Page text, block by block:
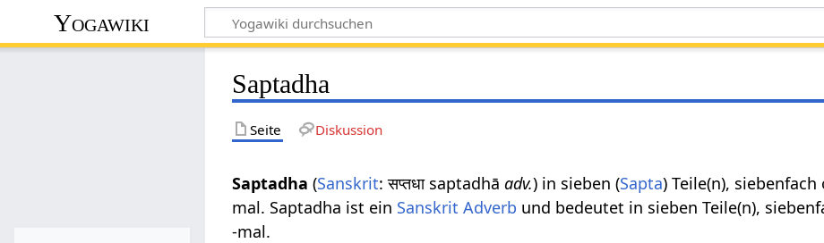
Yogawiki
Saptadha
Seite Diskussion
Saptadha (Sanskrit: सप्तधा saptadhāadv.) in sieben (Sapta) Teile(n), siebenfach
mal. Saptadha ist ein Sanskrit Adverb und bedeutet in sieben Teile(n),
-mal.